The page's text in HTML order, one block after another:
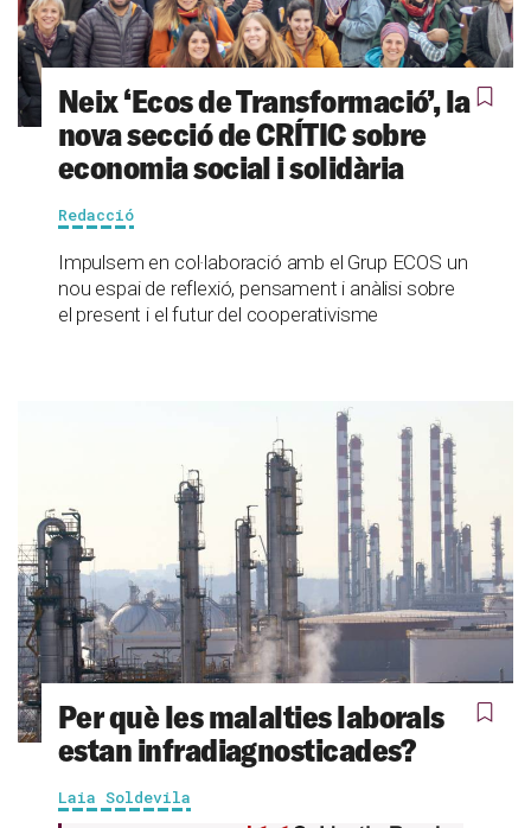
Neix ‘Ecos de Transformació’, la
nova secció de CRÍTIC sobre
economia social i solidària
Redacció
Impulsem en col·laboració amb el Grup ECOS un
nou espai de reflexió, pensament i anàlisi sobre
el present i el futur del cooperativisme
Per què les malalties laborals
estan infradiagnosticades?
Laia Soldevila